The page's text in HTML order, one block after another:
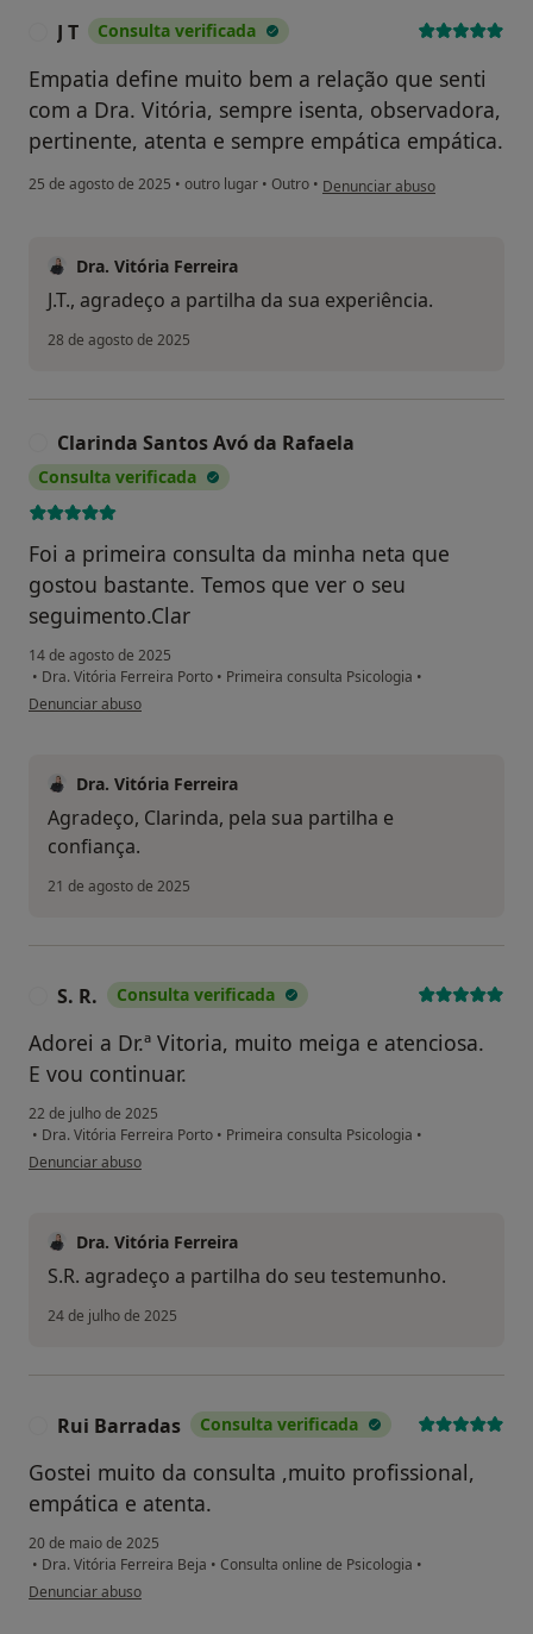
J T Consulta verificada
Empatia define muito bem a relação que senti
com a Dra. Vitória, sempre isenta, observadora,
pertinente, atenta e sempre empática empática.
25 de agosto de 2025 • outro lugar • Outro • na opinião do utilizador J T
Denunciar abuso
Dra. Vitória Ferreira
J.T., agradeço a partilha da sua experiência.
28 de agosto de 2025
Clarinda Santos Avó da Rafaela
Consulta verificada
Foi a primeira consulta da minha neta que
gostou bastante. Temos que ver o seu
seguimento.Clar
14 de agosto de 2025
• Dra. Vitória Ferreira Porto • Primeira consulta Psicologia •
na opinião do utilizador Clarinda Santos Avó da Rafaela
Denunciar abuso
Dra. Vitória Ferreira
Agradeço, Clarinda, pela sua partilha e
confiança.
21 de agosto de 2025
S. R. Consulta verificada
Adorei a Dr.ª Vitoria, muito meiga e atenciosa.
E vou continuar.
22 de julho de 2025
• Dra. Vitória Ferreira Porto • Primeira consulta Psicologia •
na opinião do utilizador S. R.
Denunciar abuso
Dra. Vitória Ferreira
S.R. agradeço a partilha do seu testemunho.
24 de julho de 2025
Rui Barradas Consulta verificada
Gostei muito da consulta ,muito profissional,
empática e atenta.
20 de maio de 2025
• Dra. Vitória Ferreira Beja • Consulta online de Psicologia •
na opinião do utilizador Rui Barradas
Denunciar abuso